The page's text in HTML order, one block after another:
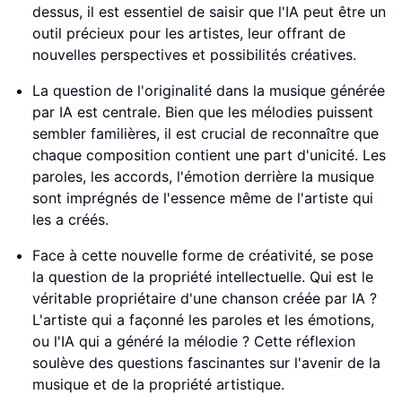
dessus, il est essentiel de saisir que l'IA peut être un
outil précieux pour les artistes, leur offrant de
nouvelles perspectives et possibilités créatives.
La question de l'originalité dans la musique générée
par IA est centrale. Bien que les mélodies puissent
sembler familières, il est crucial de reconnaître que
chaque composition contient une part d'unicité. Les
paroles, les accords, l'émotion derrière la musique
sont imprégnés de l'essence même de l'artiste qui
les a créés.
Face à cette nouvelle forme de créativité, se pose
la question de la propriété intellectuelle. Qui est le
véritable propriétaire d'une chanson créée par IA ?
L'artiste qui a façonné les paroles et les émotions,
ou l'IA qui a généré la mélodie ? Cette réflexion
soulève des questions fascinantes sur l'avenir de la
musique et de la propriété artistique.